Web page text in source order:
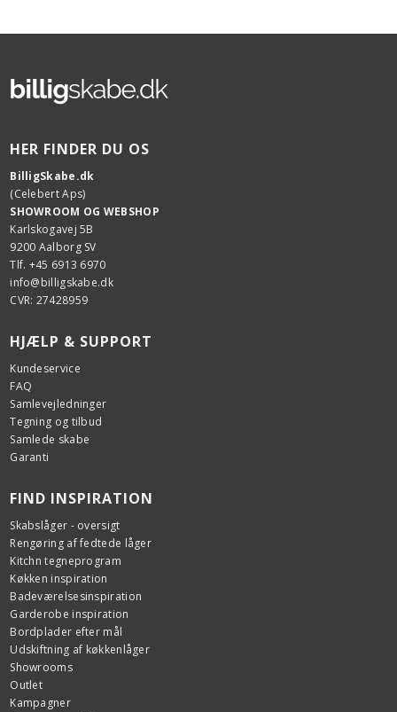
HER FINDER DU OS
BilligSkabe.dk
(Celebert Aps)
SHOWROOM OG WEBSHOP
Karlskogavej 5B
9200 Aalborg SV
Tlf. +45 6913 6970
info@billigskabe.dk
CVR: 27428959
HJÆLP & SUPPORT
Kundeservice
FAQ
Samlevejledninger
Tegning og tilbud
Samlede skabe
Garanti
FIND INSPIRATION
Skabslåger - oversigt
Rengøring af fedtede låger
Kitchn tegneprogram
Køkken inspiration
Badeværelsesinspiration
Garderobe inspiration
Bordplader efter mål
Udskiftning af køkkenlåger
Showrooms
Outlet
Kampagner